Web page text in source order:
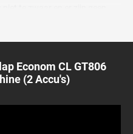
zo stil mogelijk ontwikkeld
ion accu wordt verlengd. In
per ongeluk werd ingedrukt,
maakt moeiteloos 2750
Econom CL GT806
(2 Accu's)